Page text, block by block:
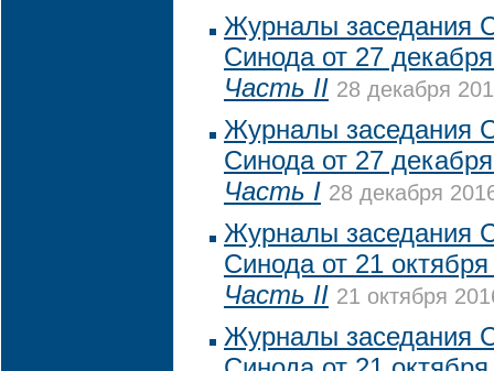
Журналы заседания
Синода от 27
Часть II 28 декабря
Журналы заседания
Синода от 27
Часть I 28 декабря
Журналы заседания
Синода от 21
Часть II 21 октября
Журналы заседания